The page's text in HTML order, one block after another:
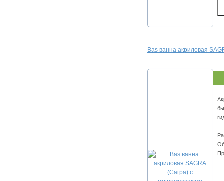
Bas ванна акриловая